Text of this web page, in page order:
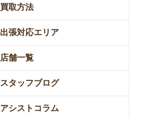
買取方法
出張対応エリア
店舗一覧
スタッフブログ
アシストコラム